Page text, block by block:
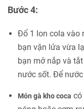
Bước 4:
Đổ 1 lon cola vào
bạn vặn lửa vừa
bạn mở nắp và
nước sốt. Để
Món gà kho coca có